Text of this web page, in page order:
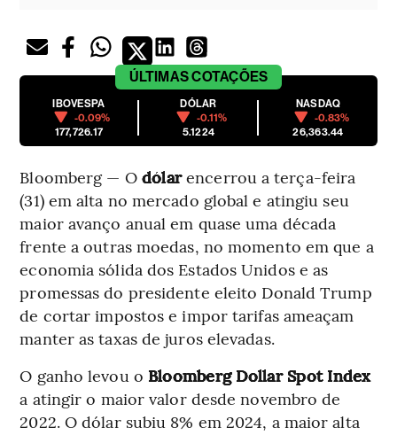
ÚLTIMASCOTAÇÕES
IBOVESPA
-0.09%
177,726.17
DÓLAR
-0.11%
5.1224
NASDAQ
-0.83%
26,363.44
Bloomberg — O dólarencerrou a terça-feira
(31) em alta no mercado global e atingiu seu
maior avanço anual em quase uma década
frente a outras moedas, no momento em que a
economia sólida dos Estados Unidos e as
promessas do presidente eleito Donald Trump
de cortar impostos e impor tarifas ameaçam
manter as taxas de juros elevadas.
O ganho levou o Bloomberg Dollar Spot Index
a atingir o maior valor desde novembro de
2022. O dólar subiu 8% em 2024, a maior alta